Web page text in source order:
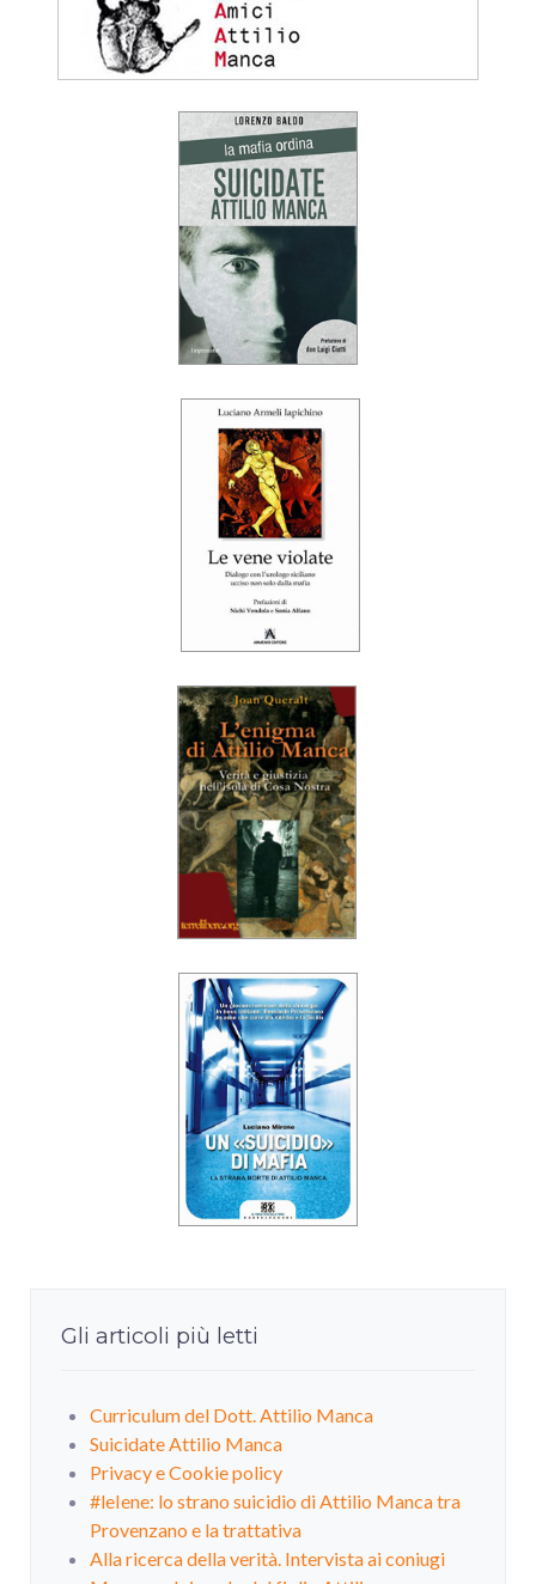
Gli articoli più letti
Curriculum del Dott. Attilio Manca
Suicidate Attilio Manca
Privacy e Cookie policy
#leIene: lo strano suicidio di Attilio Manca tra
Provenzano e la trattativa
Alla ricerca della verità. Intervista ai coniugi